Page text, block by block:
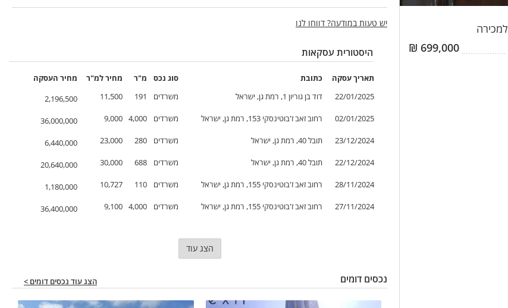
למכירה
699,000
₪
יש טעות במודעה? דווחו לנו
היסטורית עסקאות
תאריךעסקה כתובת סוג נכס מ"ר מחירלמ"ר מחיר העסקה
22/01/2025
דוד בן גוריון 1, רמת גן, ישראל משרדים 191
11,500
2,196,500
02/01/2025
רחוב זאב ז'בוטינסקי 153, רמת גן, ישראל משרדים 4,000
9,000
36,000,000
23/12/2024
תובל 40, רמת גן, ישראל משרדים 280
23,000
6,440,000
22/12/2024
תובל 40, רמת גן, ישראל משרדים 688
30,000
20,640,000
28/11/2024
רחוב זאב ז'בוטינסקי 155, רמת גן, ישראל משרדים 110
10,727
1,180,000
27/11/2024
רחוב זאב ז'בוטינסקי 155, רמת גן, ישראל משרדים 4,000
9,100
36,400,000
הצג עוד
נכסים דומים הצג עוד נכסים דומים >